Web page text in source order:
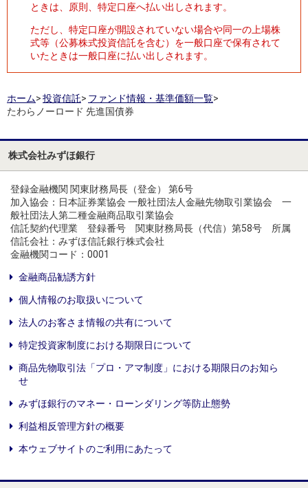
ときは、原則、特定口座へ払い出しされます。
ただし、特定口座が開設されていない場合や同一の上場株
式等（公募株式投資信託を含む）を一般口座で保有されて
いたときは一般口座に払い出しされます。
ホーム>投資信託> ファンド情報・基準価額一覧>
たわらノーロード 先進国債券
株式会社みずほ銀行
登録金融機関 関東財務局長（登金） 第6号
加入協会：日本証券業協会 一般社団法人金融先物取引業協会 一
般社団法人第二種金融商品取引業協会
信託契約代理業 登録番号 関東財務局長（代信）第58号 所属
信託会社：みずほ信託銀行株式会社
金融機関コード：0001
金融商品勧誘方針
個人情報のお取扱いについて
法人のお客さま情報の共有について
特定投資家制度における期限日について
商品先物取引法「プロ・アマ制度」における期限日のお知ら
せ
みずほ銀行のマネー・ローンダリング等防止態勢
利益相反管理方針の概要
本ウェブサイトのご利用にあたって